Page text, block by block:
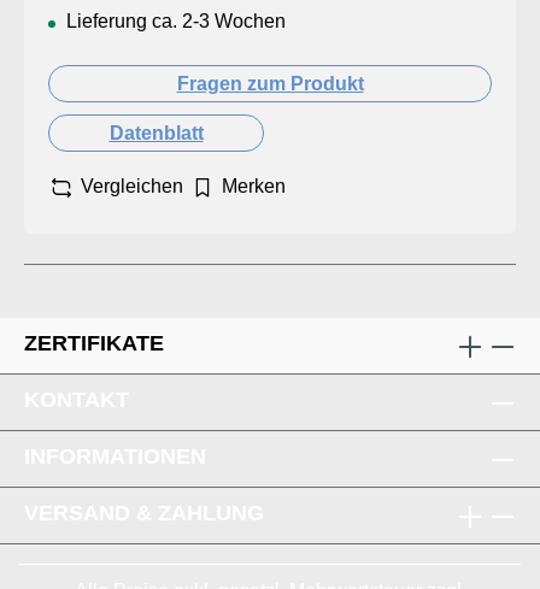
Lieferung ca. 2-3 Wochen
Fragen zum Produkt
Datenblatt
Vergleichen Merken
ZERTIFIKATE